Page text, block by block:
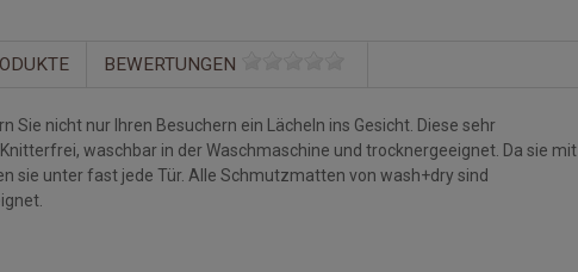
BEWERTUNGEN
Sie nicht nur Ihren Besuchern ein Lächeln ins Gesicht. Diese sehr
waschbar in der Waschmaschine und trocknergeeignet. Da sie mit
sie unter fast jede Tür. Alle Schmutzmatten von wash+dry sind